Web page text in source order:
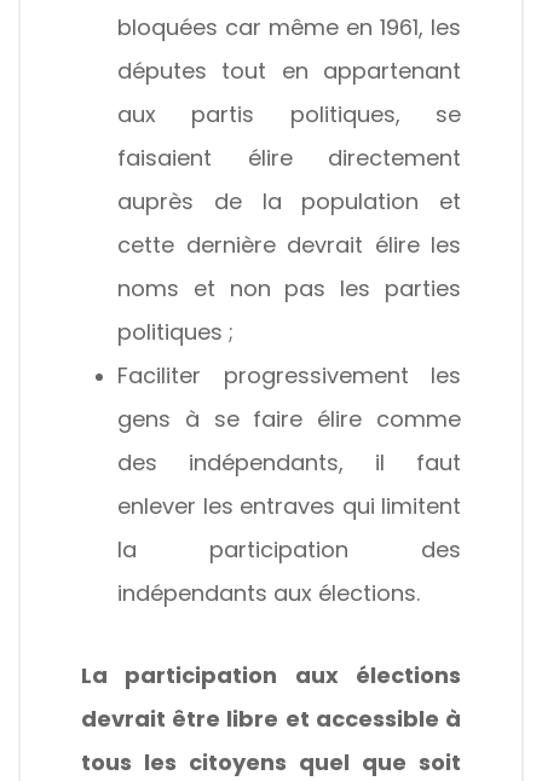
bloquées car même en 1961, les
députes tout en appartenant
aux partis politiques, se
faisaient élire directement
auprès de la population et
cette dernière devrait élire les
noms et non pas les parties
politiques ;
Faciliter progressivement les
gens à se faire élire comme
des indépendants, il faut
enlever les entraves qui limitent
la participation des
indépendants aux élections.
La participation aux élections
devrait être libre et accessible à
tous les citoyens quel que soit